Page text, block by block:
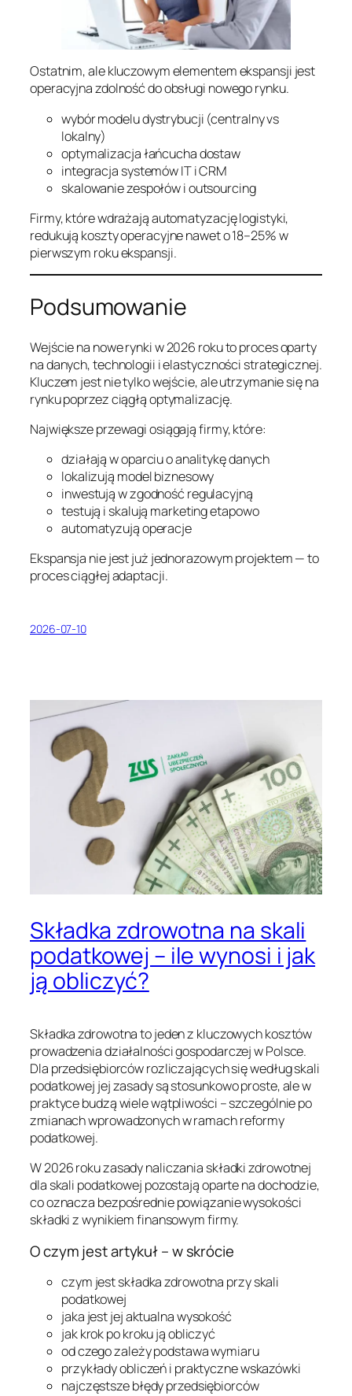
Ostatnim, ale kluczowym elementem ekspansji jest
operacyjna zdolność do obsługi nowego rynku.
wybór modelu dystrybucji (centralny vs
lokalny)
optymalizacja łańcucha dostaw
integracja systemów IT i CRM
skalowanie zespołów i outsourcing
Firmy, które wdrażają automatyzację logistyki,
redukują koszty operacyjne nawet o 18–25% w
pierwszym roku ekspansji.
Podsumowanie
Wejście na nowe rynki w 2026 roku to proces oparty
na danych, technologii i elastyczności strategicznej.
Kluczem jest nie tylko wejście, ale utrzymanie się na
rynku poprzez ciągłą optymalizację.
Największe przewagi osiągają firmy, które:
działają w oparciu o analitykę danych
lokalizują model biznesowy
inwestują w zgodność regulacyjną
testują i skalują marketing etapowo
automatyzują operacje
Ekspansja nie jest już jednorazowym projektem — to
proces ciągłej adaptacji.
2026-07-10
Składka zdrowotna na skali
podatkowej – ile wynosi i jak
ją obliczyć?
Składka zdrowotna to jeden z kluczowych kosztów
prowadzenia działalności gospodarczej w Polsce.
Dla przedsiębiorców rozliczających się według skali
podatkowej jej zasady są stosunkowo proste, ale w
praktyce budzą wiele wątpliwości – szczególnie po
zmianach wprowadzonych w ramach reformy
podatkowej.
W 2026 roku zasady naliczania składki zdrowotnej
dla skali podatkowej pozostają oparte na dochodzie,
co oznacza bezpośrednie powiązanie wysokości
składki z wynikiem finansowym firmy.
O czym jest artykuł – w skrócie
czym jest składka zdrowotna przy skali
podatkowej
jaka jest jej aktualna wysokość
jak krok po kroku ją obliczyć
od czego zależy podstawa wymiaru
przykłady obliczeń i praktyczne wskazówki
najczęstsze błędy przedsiębiorców